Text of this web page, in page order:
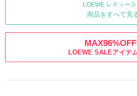
LOEWE レディー
商品をすべて見
LOEWE SALEアイテ